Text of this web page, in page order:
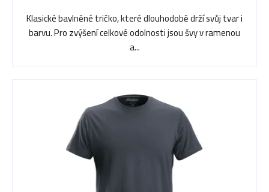
Klasické bavlněné tričko, které dlouhodobě drží svůj tvar i
barvu. Pro zvýšení celkové odolnosti jsou švy v ramenou
a...